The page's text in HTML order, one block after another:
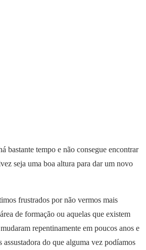
bastante tempo e não consegue encontrar
seja uma boa altura para dar um novo
frustrados por não vermos mais
de formação ou aquelas que existem
repentinamente em poucos anos e
assustadora do que alguma vez podíamos